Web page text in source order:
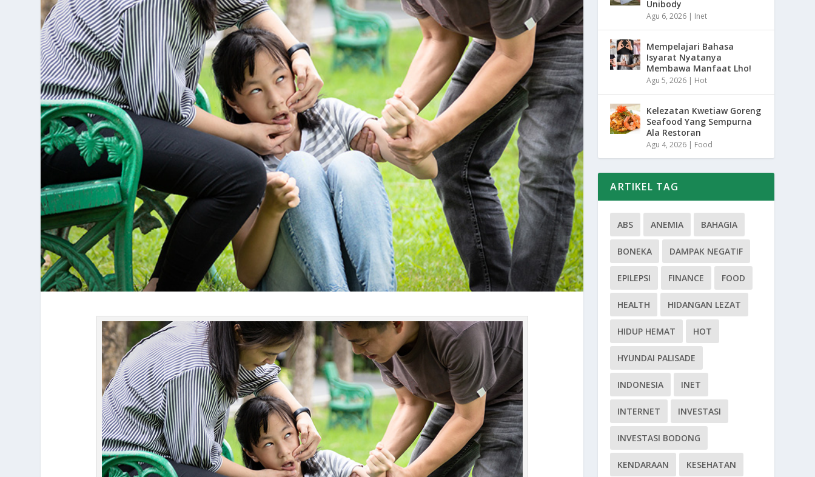
Unibody
Agu 6, 2026 | Inet
Mempelajari Bahasa
Isyarat Nyatanya
Membawa Manfaat Lho!
Agu 5, 2026 | Hot
Kelezatan Kwetiaw Goreng
Seafood Yang Sempurna
Ala Restoran
Agu 4, 2026 | Food
ARTIKEL TAG
ABS ANEMIA BAHAGIA
BONEKA DAMPAK NEGATIF
EPILEPSI FINANCE FOOD
HEALTH HIDANGAN LEZAT
HIDUP HEMAT HOT
HYUNDAI PALISADE
INDONESIA INET
INTERNET INVESTASI
INVESTASI BODONG
KENDARAAN KESEHATAN